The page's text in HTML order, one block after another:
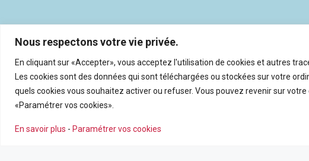
Nous respectons votre vie privée.
En cliquant sur «Accepter», vous acceptez l'utilisation de cookies et autres
Les cookies sont des données qui sont téléchargées ou stockées sur votre
quels cookies vous souhaitez activer ou refuser. Vous pouvez revenir sur
«Paramétrer vos cookies».
En savoir plus - Paramétrer vos cookies